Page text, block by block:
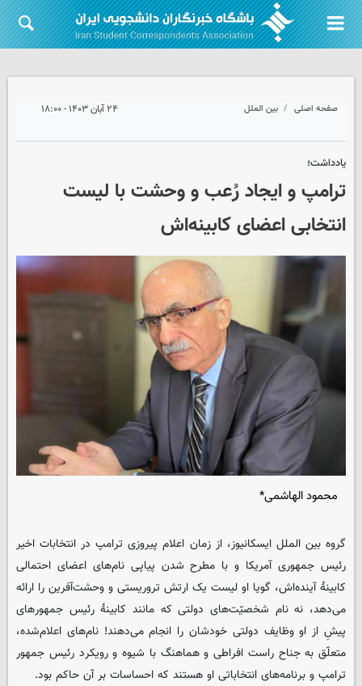
صفحه اصلی بین الملل ۲۴ آبان ۱۴۰۳ - ۱۸:۰۰
یادداشت؛
ترامپ و ایجاد رُعب و وحشت با لیست
انتخابی اعضای کابینه‌اش
محمود الهاشمی*
گروه بین المللایسکانیوز، از زمان اعلام پیروزی ترامپ در انتخابات اخیر
رئیس جمهوری آمریکا و با مطرح شدن پیاپی نام‌های اعضای احتمالی
کابینۀ آینده‌اش، گویا او لیست یک ارتش تروریستی و وحشت‌آفرین را ارائه
می‌دهد، نه نام شخصیّت‌های دولتی که مانند کابینۀ رئیس جمهورهای
پیشِ از او وظایف دولتی خودشان را انجام می‌دهند! نام‌های اعلام‌شده،
متعلّق به جناح راست افراطی و هماهنگ با شیوه و رویکرد رئیس جمهور
ترامپ و برنامه‌های انتخاباتی او هستند که احساسات بر آن حاکم بود.